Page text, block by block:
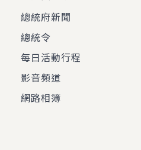
總統府新聞
總統令
每日活動行程
影音頻道
網路相簿